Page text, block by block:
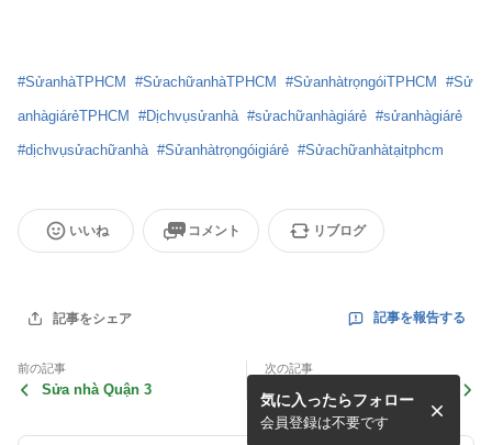
#SửanhàTPHCM #SửachữanhàTPHCM #SửanhàtrọngóiTPHCM #Sử
anhàgiárẻTPHCM #Dịchvụsửanhà #sửachữanhàgiárẻ #sửanhàgiárẻ
#dịchvụsửachữanhà #Sửanhàtrọngóigiárẻ #Sửachữanhàtạitphcm
いいね コメント リブログ
記事をシェア 記事を報告する
前の記事
Sửa nhà Quận 3
次の記事
Sửa nhà Quận 1
気に入ったらフォロー
会員登録は不要です